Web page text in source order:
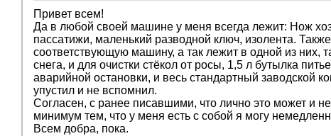
Привет всем!
Да в любой своей машине у меня всегда лежит: Нож
пассатижи, маленький разводной ключ, изолента.
соответствующую машину, а так лежит в одной из них,
снега, и для очистки стёкол от росы, 1,5 л бутылка
аварийной остановки, и весь стандартный заводской
упустил и не вспомнил.
Согласен, с ранее писавшими, что лично это может и
минимум тем, что у меня есть с собой я могу
Всем добра, пока.